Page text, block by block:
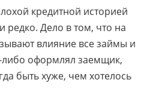
кредитной историей
редко. Дело в том, что на
влияние все займы и
либо оформлял заемщик,
быть хуже, чем хотелось